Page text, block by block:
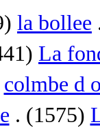
la bollee
La
colmbe d
. (1575)